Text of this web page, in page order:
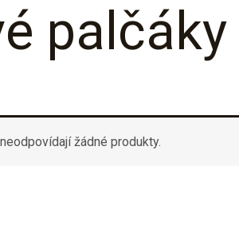
palčáky
žádné produkty.